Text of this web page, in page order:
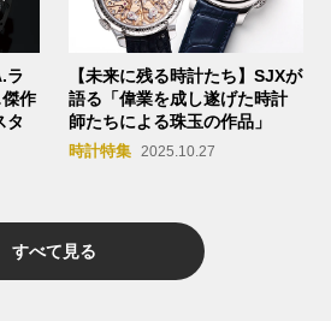
ラ
作
タ
【未来に残る時計たち】SJXが
語る「偉業を成し遂げた時計
師たちによる珠玉の作品」
時計特集 2025.10.27
すべて見る